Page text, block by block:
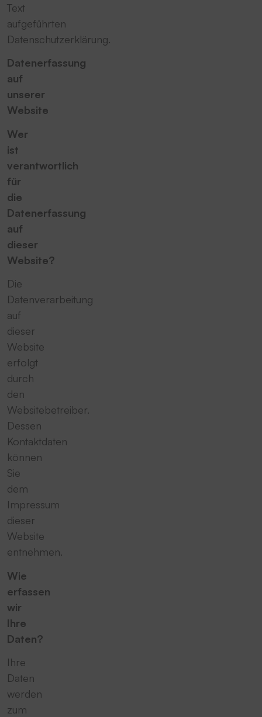
Text
aufgeführten
Datenschutzerklärung.
Datenerfassung
auf
unserer
Website
Wer
ist
verantwortlich
für
die
Datenerfassung
auf
dieser
Website?
Die
Datenverarbeitung
auf
dieser
Website
erfolgt
durch
den
Websitebetreiber.
Dessen
Kontaktdaten
können
Sie
dem
Impressum
dieser
Website
entnehmen.
Wie
erfassen
wir
Ihre
Daten?
Ihre
Daten
werden
zum